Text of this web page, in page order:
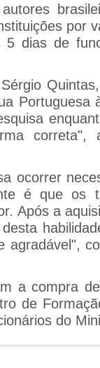
por
dias de
Portuguesa
correta",
ocorrer
é que os
Após a
agradável",
a compra
de
do